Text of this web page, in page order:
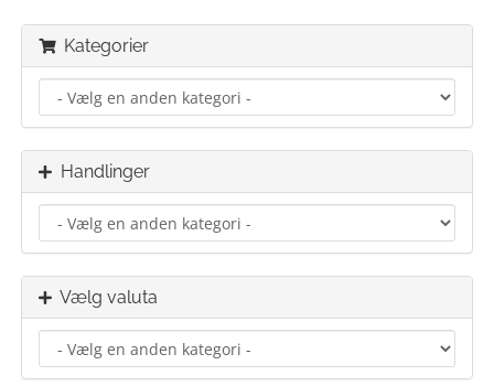
Kategorier
Handlinger
Vælg valuta